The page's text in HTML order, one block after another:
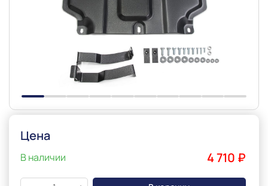
Slide 1 of 10
Цена
В наличии 4 710 ₽